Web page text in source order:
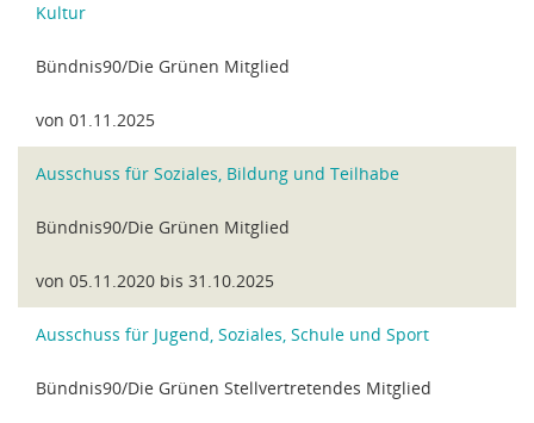
Kultur
Bündnis90/Die Grünen Mitglied
von 01.11.2025
Ausschuss für Soziales, Bildung und Teilhabe
Bündnis90/Die Grünen Mitglied
von 05.11.2020 bis 31.10.2025
Ausschuss für Jugend, Soziales, Schule und Sport
Bündnis90/Die Grünen Stellvertretendes Mitglied